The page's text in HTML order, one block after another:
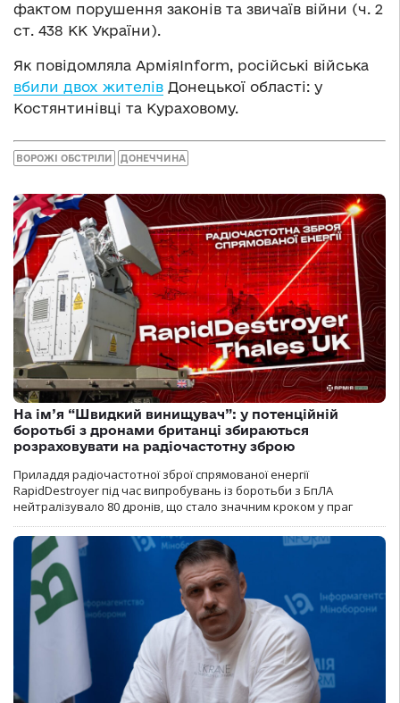
фактом порушення законів та звичаїв війни (ч. 2
ст. 438 КК України).
Як повідомляла АрміяInform, російські війська
вбили двох жителів Донецької області: у
Костянтинівці та Кураховому.
ВОРОЖІ ОБСТРІЛИ ДОНЕЧЧИНА
На ім’я “Швидкий винищувач”: у потенційній
боротьбі з дронами британці збираються
розраховувати на радіочастотну зброю
Приладдя радіочастотної зброї спрямованої енергії
RapidDestroyer під час випробувань із боротьби з БпЛА
нейтралізувало 80 дронів, що стало значним кроком у праг